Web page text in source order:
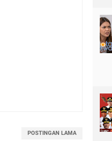
POSTINGAN LAMA